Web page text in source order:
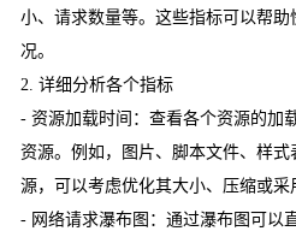
小、请求数量等。这些指标可以帮
况。
2. 详细分析各个指标
- 资源加载时间：查看各个资源的加
资源。例如，图片、脚本文件、样
源，可以考虑优化其大小、压缩或采
- 网络请求瀑布图：通过瀑布图可以